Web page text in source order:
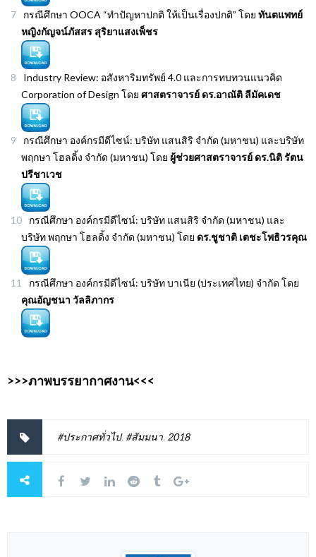
กรณีศึกษา OOCA “ทำปัญหาปกติ ให้เป็นเรื่องปกติ” โดย ทันตแพทย์
หญิงกัญจน์ภัสสร สุริยาแสงเพ็ชร
Industry Review: อสังหาริมทรัพย์ 4.0 และการทบทวนแนวคิด
Corporation of Design โดย ศาสตราจารย์ ดร.อาณัติ ลีมัคเดช
กรณีศึกษา องค์กรมีดีไซน์: บริษัท แสนสิริ จำกัด (มหาชน) และบริษัท
พฤกษา โฮลดิ้ง จำกัด (มหาชน) โดย ผู้ช่วยศาสตราจารย์ ดร.นิติ รัตน
ปรีชาเวช
กรณีศึกษา องค์กรมีดีไซน์: บริษัท แสนสิริ จำกัด (มหาชน) และ
บริษัท พฤกษา โฮลดิ้ง จำกัด (มหาชน) โดย ดร.ชูชาติ เตชะโพธิวรคุณ
กรณีศึกษา องค์กรมีดีไซน์: บริษัท บาเนีย (ประเทศไทย) จำกัด โดย
คุณอัญชนา วัลลิภากร
>>>ภาพบรรยากาศงาน<<<
#ประกาศทั่วไป, #สัมมนา, 2018